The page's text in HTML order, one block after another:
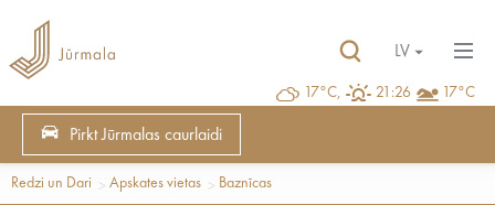
17°C, 21:26 17°C
LV
Pirkt Jūrmalas caurlaidi
Redzi un Dari Apskates vietas Baznīcas